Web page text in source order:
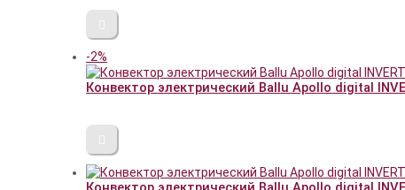
-2%
Конвектор электрический Ballu Apollo digital